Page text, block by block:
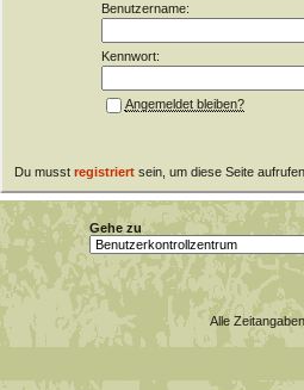
Benutzername:
Kennwort:
Angemeldet bleiben?
Du musst registriertsein, um diese Seite
Gehe zu
Alle